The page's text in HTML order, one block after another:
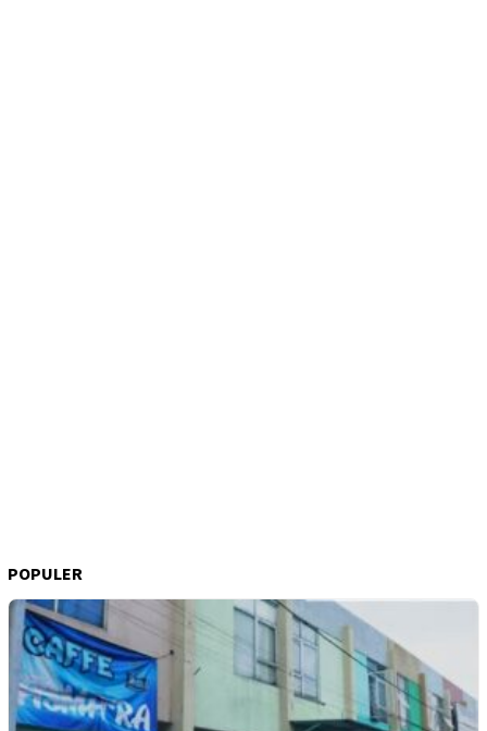
POPULER